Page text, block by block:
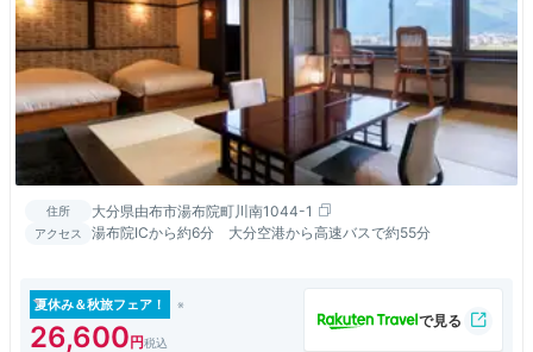
住所 大分県由布市湯布院町川南1044-1
アクセス 湯布院ICから約6分 大分空港から高速バスで約55分
夏休み＆秋旅フェア！
26,600